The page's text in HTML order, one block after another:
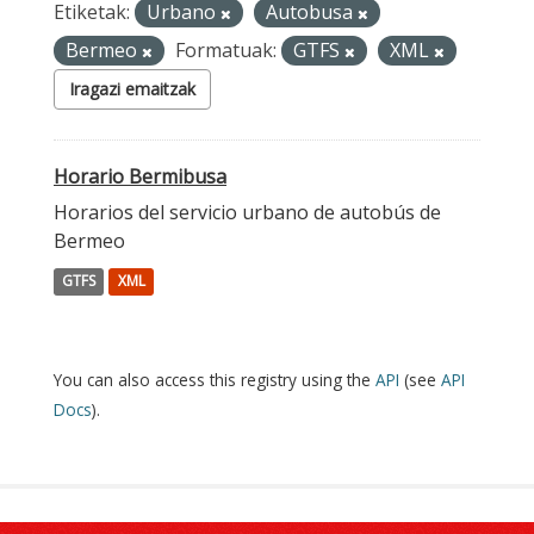
Etiketak: Urbano
Autobusa
Bermeo
Formatuak: GTFS XML
Iragazi emaitzak
Horario Bermibusa
Horarios del servicio urbano de autobús de
Bermeo
GTFS XML
You can also access this registry using the API (see API
Docs).